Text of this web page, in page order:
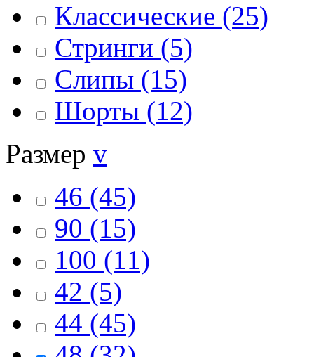
Классические (25)
Стринги (5)
Слипы (15)
Шорты (12)
Размер v
46 (45)
90 (15)
100 (11)
42 (5)
44 (45)